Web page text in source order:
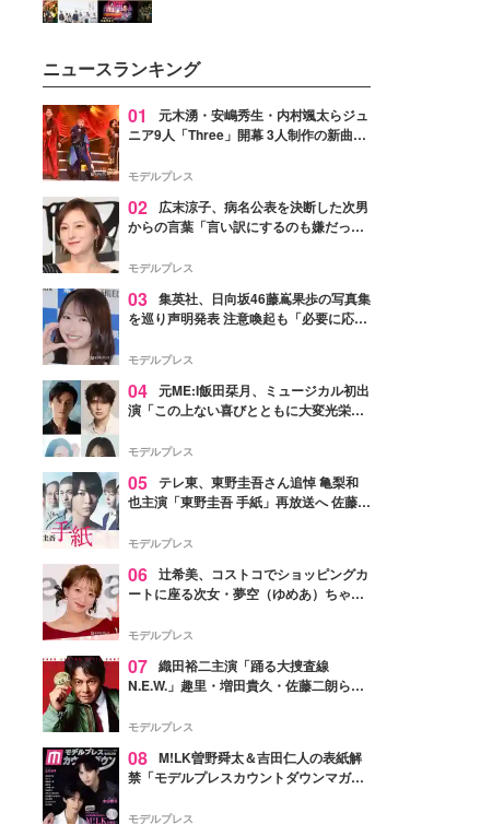
ニュースランキング
01
元木湧・安嶋秀生・内村颯太らジュ
ニア9人「Three」開幕 3人制作の新曲＆
進んで夢を掴みたい」【ゲネプロレポ】
モデルプレス
02
広末涼子、病名公表を決断した次男
からの言葉「言い訳にするのも嫌だっ
モデルプレス
03 集英社、日向坂46藤嶌果歩の写真集
を巡り声明発表 注意喚起も「必要に応じ
モデルプレス
04 元ME:I飯田栞月、ミュージカル初出
演「この上ない喜びとともに大変光栄」
ャスト発表
モデルプレス
05 テレ東、東野圭吾さん追悼 亀梨和
也主演「東野圭吾 手紙」再放送へ 佐藤隆
モデルプレス
06 辻希美、コストコでショッピングカ
ートに座る次女・夢空（ゆめあ）ちゃん
ぎ」「成長を感じる」の声
モデルプレス
07 織田裕二主演「踊る大捜査線
N.E.W.」趣里・増田貴久・佐藤二朗ら新
徴する“謎のキーワード”も
モデルプレス
08 M!LK曽野舜太＆吉田仁人の表紙解
禁「モデルプレスカウントダウンマガジ
モデルプレス